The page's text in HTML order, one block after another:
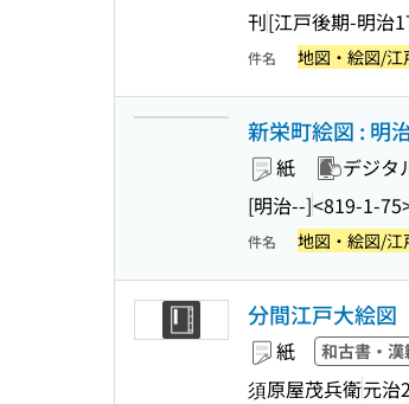
刊[江戸後期-明治
件名 地図・絵図/江
新栄町絵図 : 明
紙 デジタ
[明治--]<819-1-
件名 地図・絵図/江
分間江戸大絵図
紙 和古書・漢
須原屋茂兵衛元治